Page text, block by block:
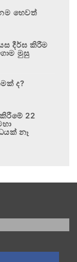
හෙවත්
දීර්ඝ කිරීම
මුසු
ද?
22
නෑ